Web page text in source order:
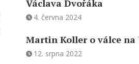
Václava Dvořáka
4. června 2024
Martin Koller o válce na
12. srpna 2022